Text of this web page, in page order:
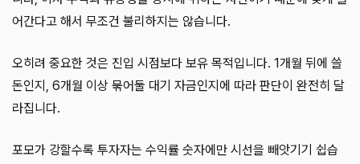
어간다고 해서 무조건 불리하지는 않습니다.
오히려 중요한 것은 진입 시점보다 보유 목적입니다. 1개월 뒤에 쓸
돈인지, 6개월 이상 묶어둘 대기 자금인지에 따라 판단이 완전히 달
라집니다.
포모가 강할수록 투자자는 수익률 숫자에만 시선을 빼앗기기 쉽습